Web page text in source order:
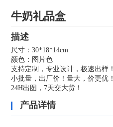
牛奶礼品盒
描述
尺寸：30*18*14cm
颜色：图片色
支持定制，专业设计，极速出样！
小批量，出厂价！量大，价更优！
24H出图，7天交大货！
产品详情